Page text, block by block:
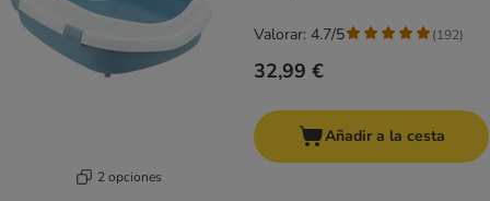
2 opciones
32,99 €
Valorar: 4.7/5 (192)
Añadir a la cesta